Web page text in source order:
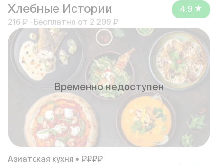
Хлебные Истории
216 ₽ · Бесплатно от 2 299 ₽
4.9
Временно недоступен
Азиатская кухня • ₽₽₽₽